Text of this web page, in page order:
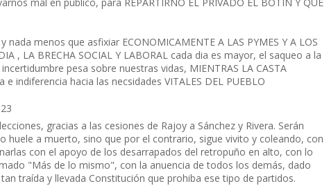
menos que asfixiar ECONOMICAMENTE A LAS PYMES Y A LOS
, LA BRECHA SOCIAL Y LABORAL cada dia es mayor, el saqueo a la
incertidumbre pesa sobre nuestras vidas, MIENTRAS LA CASTA
indiferencia hacia las necsidades VITALES DEL PUEBLO
gracias a las cesiones de Rajoy a Sánchez y Rivera. Serán
huele a muerto, sino que por el contrario, sigue vivito y coleando, con
con el apoyo de los desarrapados del retropuño en alto, con lo
"Más de lo mismo", con la anuencia de todos los demás, dado
traída y llevada Constitución que prohiba ese tipo de partidos.